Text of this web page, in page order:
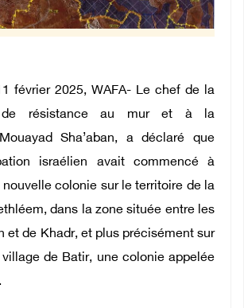
février 2025, WAFA- Le chef de la
de résistance au mur et à la
Sha’aban, a déclaré que
israélien avait commencé à
colonie sur le territoire de la
dans la zone située entre les
et de Khadr, et plus précisément sur
de Batir, une colonie appelée